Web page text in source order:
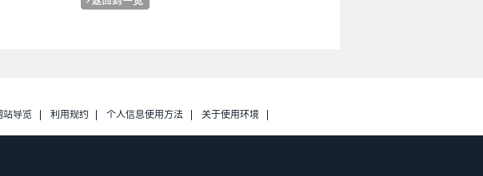
站导览 利用规约 个人信息使用方法 关于使用环境